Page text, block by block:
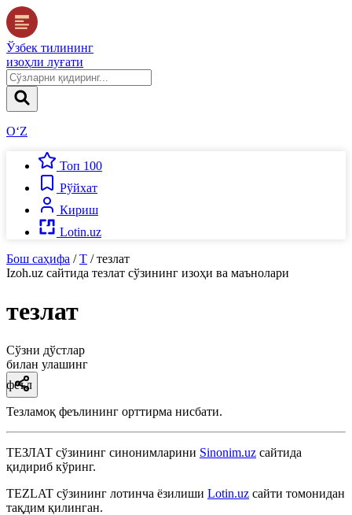
Ўзбек тилининг
изоҳли луғати
O‘Z
Топ 100
Рўйхат
Кириш
Lotin.uz
Бош саҳифа / Т / тезлат
Izoh.uz сайтида тезлат сўзининг изоҳи ва маънолари
тезлат
Сўзни дўстлар
билан улашинг
феъл
Тезламоқ феълининг орттирма нисбати.
ТЕЗЛАТ сўзининг синонимларини Sinonim.uz сайтида
қидириб кўринг.
TEZLAT сўзининг лотинча ёзилиши Lotin.uz сайти томонидан
тақдим қилинган.